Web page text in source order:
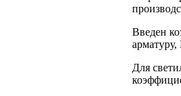
Введен
Для